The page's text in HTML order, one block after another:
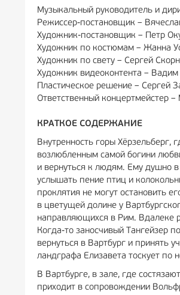
Музыкальный руководитель и
Режиссер-постановщик –
Художник-постановщик – Петр
Художник по костюмам – Жанна
Художник по свету – Сергей
Художник видеоконтента –
Пластическое решение – Сергей
Ответственный концертмейстер
КРАТКОЕ СОДЕРЖАНИЕ
Внутренность горы Хёрзельберг,
возлюбленным самой богини
и вернуться к людям. Ему душно в
услышать пение птиц и
проклятия не могут остановить
в цветущей долине у
направляющихся в Рим. Вдалеке
Когда-то заносчивый Тангейзер
вернуться в Вартбург и принять
ландграфа Елизавета тоскует по
В Вартбурге, в зале, где
приходит в сопровождении